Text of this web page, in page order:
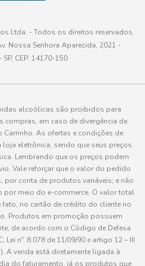
Ltda. - Todos os direitos reservados.
Nossa Senhora Aparecida, 2021 -
CEP: 14170-150
alcoólicas são proibidos para
compras, em caso de divergência de
As ofertas e condições de
eletrônica, sendo que seus preços
Lembrando que os preços podem
Vale reforçar que o valor do pedido
por conta de produtos variáveis; e não
meio do e-commerce. O valor total
no cartão de crédito do cliente no
Produtos em promoção possuem
de acordo com o Código de Defesa
nº. 8.078 de 11/09/90 e artigo 12 – III
A venda está diretamente ligada à
do faturamento, já os produtos que